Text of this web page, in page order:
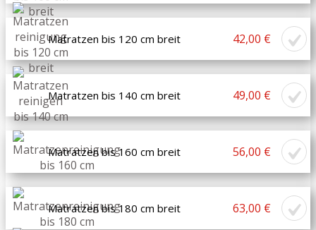
Matratzen bis 120 cm breit 42,00 €
Matratzen bis 140 cm breit 49,00 €
Matratzen bis 160 cm breit 56,00 €
Matratzen bis 180 cm breit 63,00 €